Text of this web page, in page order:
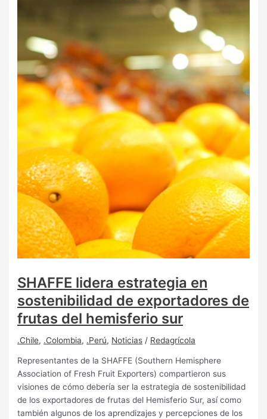
SHAFFE lidera estrategia en
sostenibilidad de exportadores de
frutas del hemisferio sur
.Chile, .Colombia, .Perú, Noticias / Redagrícola
Representantes de la SHAFFE (Southern Hemisphere
Association of Fresh Fruit Exporters) compartieron sus
visiones de cómo debería ser la estrategia de sostenibilidad
de los exportadores de frutas del Hemisferio Sur, así como
también algunos de los aprendizajes y percepciones de los